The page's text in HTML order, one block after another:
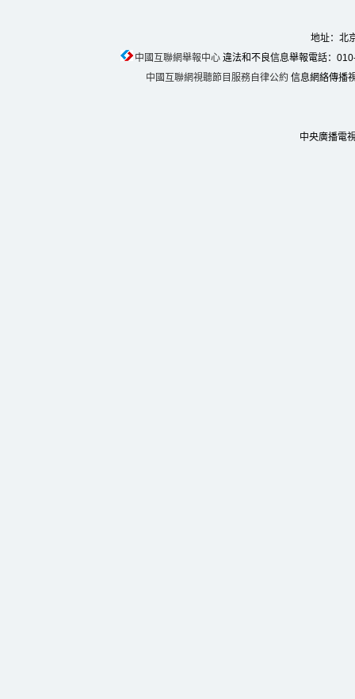
地址：北
中國互聯網舉報中心違法和不良信息舉報電話：
中國互聯網視聽節目服務自律公約 信息網絡傳播
中央廣播電